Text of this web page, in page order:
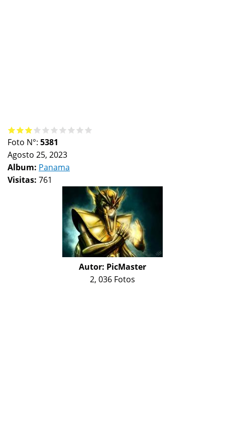
Foto N°: 5381
Agosto 25, 2023
Album: Panama
Visitas: 761
Autor: PicMaster
2, 036 Fotos